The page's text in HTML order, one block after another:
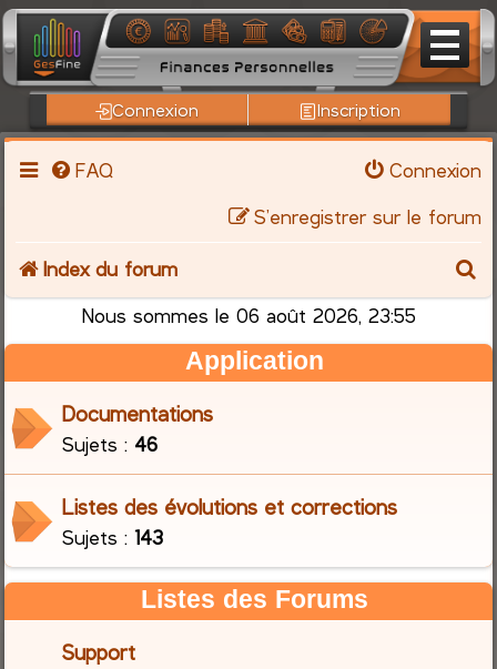
Connexion Inscription
FAQ
Connexion
S’enregistrer sur le forum
Index du forum
h
Nous sommes le 06 août 2026, 23:55
Application
Documentations
Sujets : 46
Listes des évolutions et corrections
Sujets :143
Listes des Forums
Support